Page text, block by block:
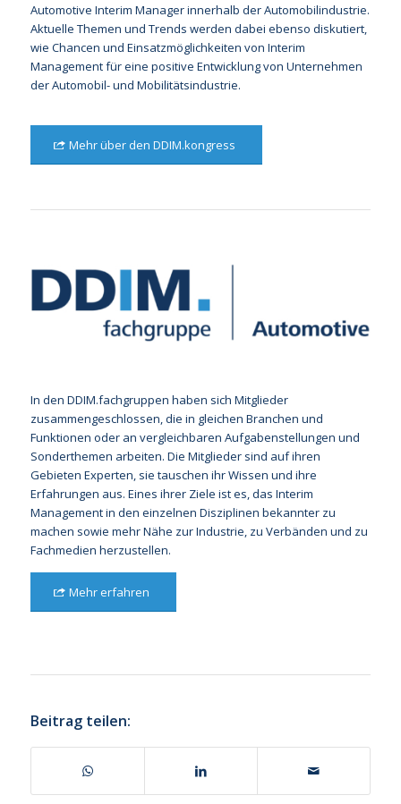
Automotive Interim Manager innerhalb der Automobilindustrie.
Aktuelle Themen und Trends werden dabei ebenso diskutiert,
wie Chancen und Einsatzmöglichkeiten von Interim
Management für eine positive Entwicklung von Unternehmen
der Automobil- und Mobilitätsindustrie.
Mehr über den DDIM.kongress
In den DDIM.fachgruppen haben sich Mitglieder
zusammengeschlossen, die in gleichen Branchen und
Funktionen oder an vergleichbaren Aufgabenstellungen und
Sonderthemen arbeiten. Die Mitglieder sind auf ihren
Gebieten Experten, sie tauschen ihr Wissen und ihre
Erfahrungen aus. Eines ihrer Ziele ist es, das Interim
Management in den einzelnen Disziplinen bekannter zu
machen sowie mehr Nähe zur Industrie, zu Verbänden und zu
Fachmedien herzustellen.
Mehr erfahren
Beitrag teilen: